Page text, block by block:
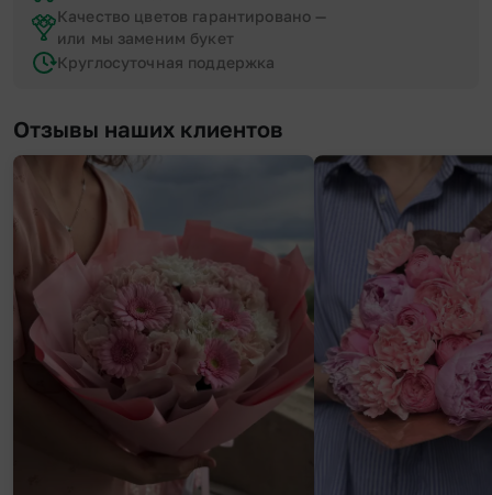
Качество цветов гарантировано —
или мы заменим букет
Круглосуточная поддержка
Отзывы наших клиентов